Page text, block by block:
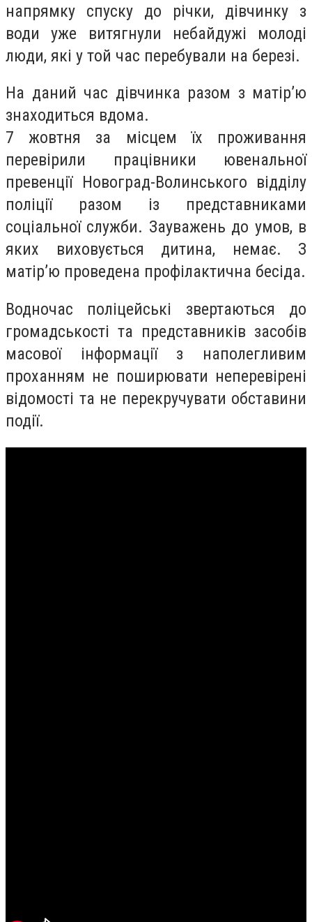
напрямку спуску до річки, дівчинку з
води уже витягнули небайдужі молоді
люди, які у той час перебували на березі.
На даний час дівчинка разом з матір’ю
знаходиться вдома.
7 жовтня за місцем їх проживання
перевірили працівники ювенальної
превенції Новоград-Волинського відділу
поліції разом із представниками
соціальної служби. Зауважень до умов, в
яких виховується дитина, немає. З
матір’ю проведена профілактична бесіда.
Водночас поліцейські звертаються до
громадськості та представників засобів
масової інформації з наполегливим
проханням не поширювати неперевірені
відомості та не перекручувати обставини
події.